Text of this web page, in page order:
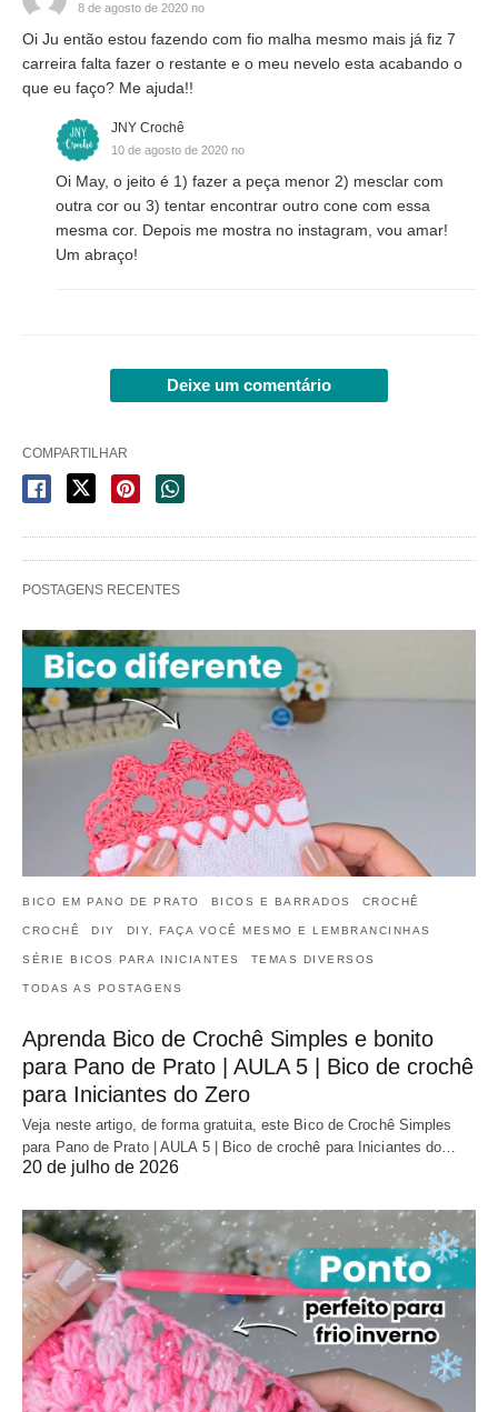
8 de agosto de 2020 no
Oi Ju então estou fazendo com fio malha mesmo mais já fiz 7
carreira falta fazer o restante e o meu nevelo esta acabando o
que eu faço? Me ajuda!!
JNY Crochê
10 de agosto de 2020 no
Oi May, o jeito é 1) fazer a peça menor 2) mesclar com
outra cor ou 3) tentar encontrar outro cone com essa
mesma cor. Depois me mostra no instagram, vou amar!
Um abraço!
Deixe um comentário
COMPARTILHAR
POSTAGENS RECENTES
BICO EM PANO DE PRATO BICOS E BARRADOS CROCHÊ
CROCHÊ DIY DIY, FAÇA VOCÊ MESMO E LEMBRANCINHAS
SÉRIE BICOS PARA INICIANTES TEMAS DIVERSOS
TODAS AS POSTAGENS
Aprenda Bico de Crochê Simples e bonito
para Pano de Prato | AULA 5 | Bico de crochê
para Iniciantes do Zero
Veja neste artigo, de forma gratuita, este Bico de Crochê Simples
para Pano de Prato | AULA 5 | Bico de crochê para Iniciantes do…
20 de julho de 2026